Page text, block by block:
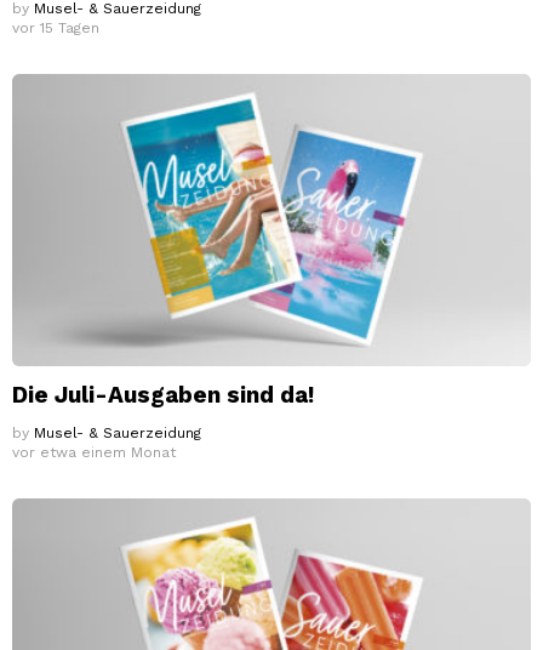
by Musel- & Sauerzeidung
vor 15 Tagen
Die Juli-Ausgaben sind da!
by Musel- & Sauerzeidung
vor etwa einem Monat